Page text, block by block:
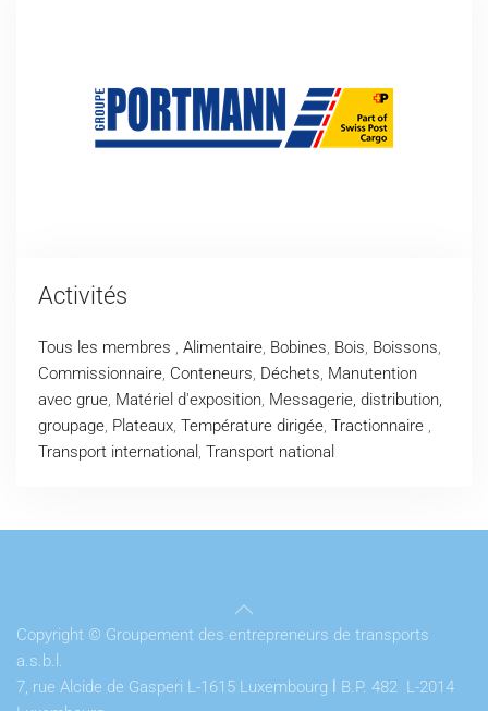
Activités
Tous les membres , Alimentaire, Bobines, Bois, Boissons,
Commissionnaire, Conteneurs, Déchets, Manutention
avec grue, Matériel d'exposition, Messagerie, distribution,
groupage, Plateaux, Température dirigée, Tractionnaire ,
Transport international , Transport national
Copyright © Groupement des entrepreneurs de transports
a.s.b.l.
7, rue Alcide de Gasperi L-1615 Luxembourg
B.P. 482 L-2014